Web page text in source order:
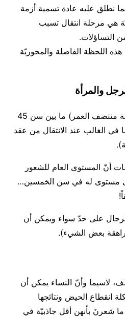
نطلق عليه عادة تسمية أزمة
هي مرحلة انتقال تسبب
التساؤلات.
اللحظة الفاصلة والمحوريّة
والمرأة
تحصل أزمة الخمسين (أو أزمة منتصف العمر) ما بين سن 45
في الغالب عند الانتقال من عقد
أنّ المستوى العام للشعور
مستوى له في سن الخمسين…
على حدّ سواء ويمكن أن
بعض الشيء).
لاسيما وأنّ النساء يمكن أن
انقطاع الحيض ونتائجها
ما شعرنَ بأنهن أقل جاذبيّة في